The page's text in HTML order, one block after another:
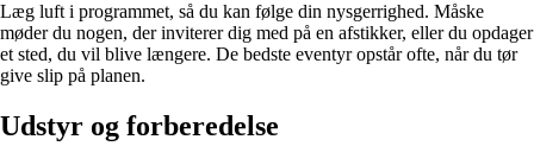
Læg luft i programmet, så du kan følge din nysgerrighed. Måske
møder du nogen, der inviterer dig med på en afstikker, eller du opdager
et sted, du vil blive længere. De bedste eventyr opstår ofte, når du tør
give slip på planen.
Udstyr og forberedelse